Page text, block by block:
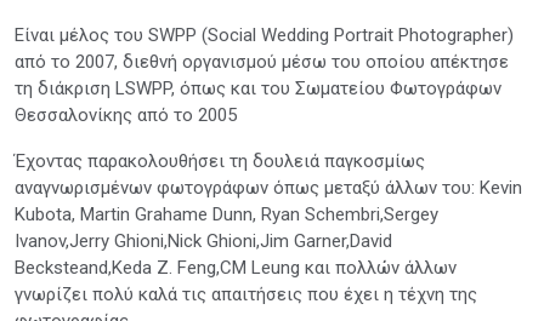
Είναι μέλος του SWPP (Social Wedding Portrait Photographer)
από το 2007, διεθνή οργανισμού μέσω του οποίου απέκτησε
τη διάκριση LSWPP, όπως και του Σωματείου Φωτογράφων
Θεσσαλονίκης από το 2005
Έχοντας παρακολουθήσει τη δουλειά παγκοσμίως
αναγνωρισμένων φωτογράφων όπως μεταξύ άλλων του: Kevin
Kubota, Martin Grahame Dunn, Ryan Schembri,Sergey
Ivanov,Jerry Ghioni,Nick Ghioni,Jim Garner,David
Becksteand,Keda Z. Feng,CM Leung και πολλών άλλων
γνωρίζει πολύ καλά τις απαιτήσεις που έχει η τέχνη της